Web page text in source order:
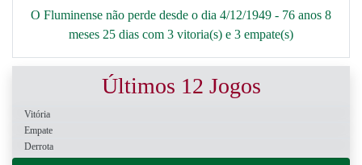
O Fluminense não perde desde o dia 4/12/1949 - 76 anos 8
meses 25 dias com 3 vitoria(s) e 3 empate(s)
Últimos 12 Jogos
Vitória
Empate
Derrota